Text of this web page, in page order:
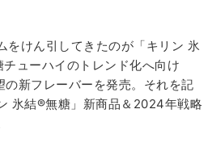
をけん引してきたのが「キリン 氷
ューハイのトレンド化へ向け
新フレーバーを発売。それを記
氷結®無糖」新商品＆2024年戦略